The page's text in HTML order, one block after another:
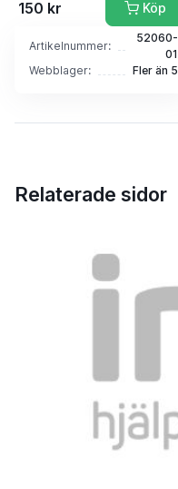
150 kr Köp
Artikelnummer:
52060-
01
Webblager:
Fler än 5
Relaterade sidor